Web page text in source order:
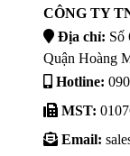
CÔNG TY
Địa chỉ: Số
Quận Hoàng
Hotline:
MST:
Email: